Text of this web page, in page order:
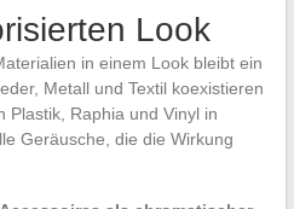
Look
in einem Look bleibt ein
Metall und Textil koexistieren
Plastik, Raphia und Vinyl in
Geräusche, die die Wirkung